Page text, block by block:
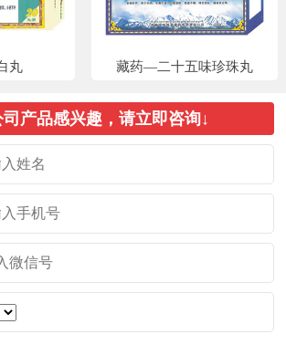
丸 藏药—二十五味珍珠丸
产品感兴趣，请立即咨询↓